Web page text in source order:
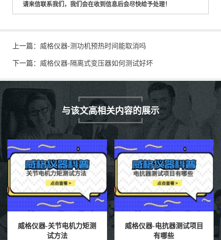
请来信联系我们，我们会在收到信息后会尽快给予处理！
上一篇： 威格仪器-测功机预热时间能取消吗
下一篇： 威格仪器-隔离式变压器如何测试好坏
与该文高相关内容的展示
威格仪器-关节电机力矩测
试方法
威格仪器-电抗器测试项目
有哪些